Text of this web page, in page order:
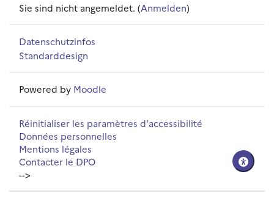
Sie sind nicht angemeldet. (Anmelden)
Datenschutzinfos
Standarddesign
Powered by Moodle
Réinitialiser les paramètres d'accessibilité
Données personnelles
Mentions légales
Contacter le DPO
-->